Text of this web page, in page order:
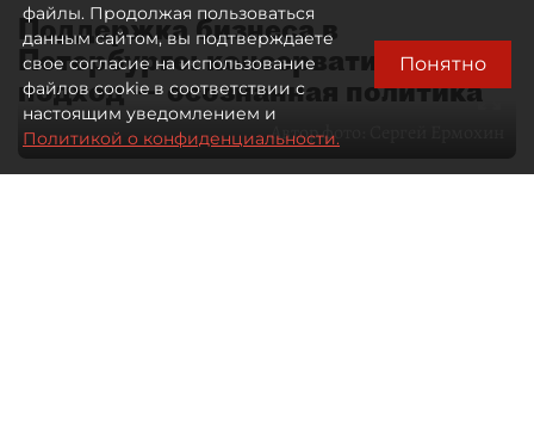
Поддержка бизнеса в
Петербурге: консервативный
подход — осознанная политика
Автор фото:
файлы. Продолжая пользоваться
данным сайтом, вы подтверждаете
свое согласие на использование
файлов cookie в соответствии с
настоящим уведомлением и
Политикой о конфиденциальности.
Понятно